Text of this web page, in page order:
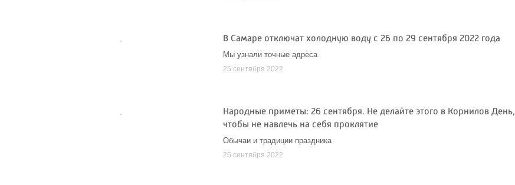
В Самаре отключат холодную воду с 26 по 29 сентября 2022 года
Мы узнали точные адреса
25 сентября 2022
Народные приметы: 26 сентября. Не делайте этого в Корнилов День,
чтобы не навлечь на себя проклятие
Обычаи и традиции праздника
26 сентября 2022